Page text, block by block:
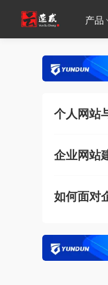
产品
个人网站
企业网站
如何面对